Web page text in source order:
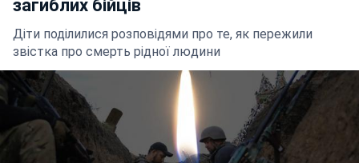
загиблих бійців
Діти поділилися розповідями про те, як пережили
звістка про смерть рідної людини